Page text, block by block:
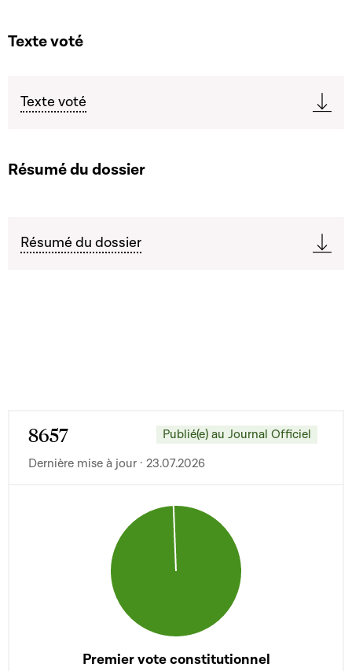
Texte voté
Texte voté
Résumé du dossier
Résumé du dossier
8657
Publié(e) au Journal Officiel
Dernière mise à jour · 23.07.2026
Premier vote constitutionnel